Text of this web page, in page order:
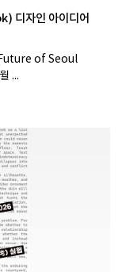
디자인 아이디어
of Seoul
...